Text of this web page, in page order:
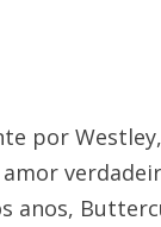
por
anos,